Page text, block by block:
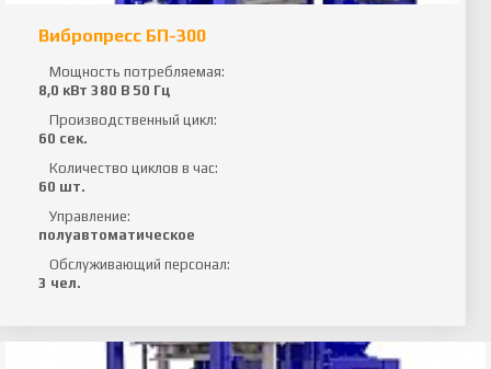
Вибропресс БП-300
Мощность потребляемая:
8,0 кВт 380 В 50 Гц
Производственный цикл:
60 сек.
Количество циклов в час:
60 шт.
Управление:
полуавтоматическое
Обслуживающий персонал:
3 чел.